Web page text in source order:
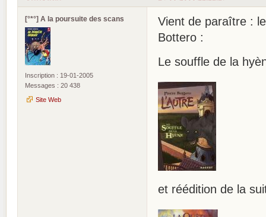
[°*°] A la poursuite des scans
Inscription : 19-01-2005
Messages : 20 438
Site Web
Vient de paraître :
Bottero :
Le souffle de la
et réédition de la